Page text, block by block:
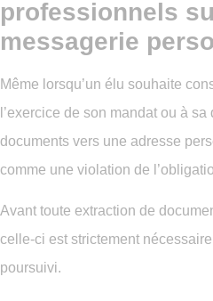
professionnels
messagerie
Même lorsqu’un élu souhaite
l’exercice de son mandat ou à
documents vers une adresse
comme une violation de
Avant toute extraction de
celle-ci est strictement
poursuivi.